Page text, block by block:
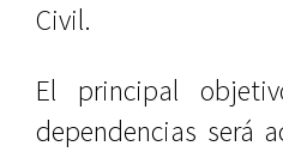
Civil.
El principal
dependencias será